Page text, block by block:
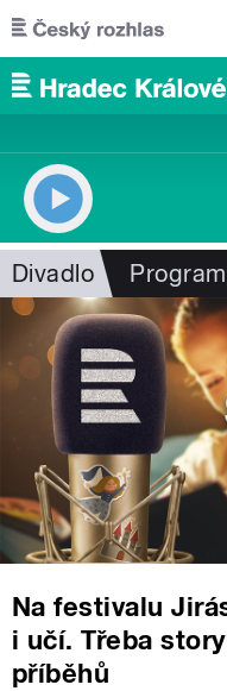
Přejít k hlavnímu obsahu
Divadlo Program
Na festivalu
i učí. Třeba
příběhů